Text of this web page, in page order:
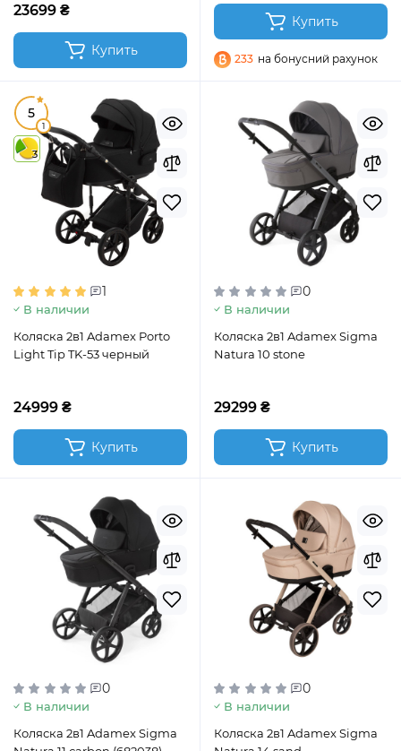
23699 ₴
Купить
Купить
233 на бонусний рахунок
5
1
3
1
В наличии
Коляска 2в1 Adamex Porto
Light Tip TK-53 черный
24999 ₴
Купить
0
В наличии
Коляска 2в1 Adamex Sigma
Natura 10 stone
29299 ₴
Купить
0
В наличии
Коляска 2в1 Adamex Sigma
0
В наличии
Коляска 2в1 Adamex Sigma